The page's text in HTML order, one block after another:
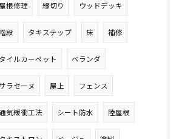
屋根修理 縁切り ウッドデッキ
階段 タキステップ 床 補修
タイルカーペット ベランダ
ラセーヌ 屋上 フェンス
気緩衝工法 シート防水 陸屋根